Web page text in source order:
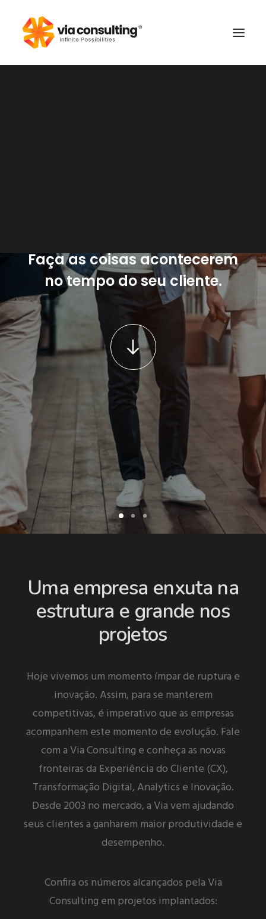
Faça as coisas acontecerem
no tempo do seu cliente.
Uma empresa enxuta na
estrutura e grande nos
projetos
Hoje vivemos um momento ímpar de ruptura e
inovação. Assim, para se manterem
competitivas, é imperativo que as empresas
acompanhem este momento de evolução. Fale
com a Via Consulting e conheça as novas
fronteiras da Experiência do Cliente (CX),
Transformação Digital, Analytics e Inovação.
Desde 2003 no mercado, a Via vem ajudando
seus clientes a ganharem maior produtividade e
desempenho.
Confira os números alcançados pela Via
Consulting em projetos implantados: